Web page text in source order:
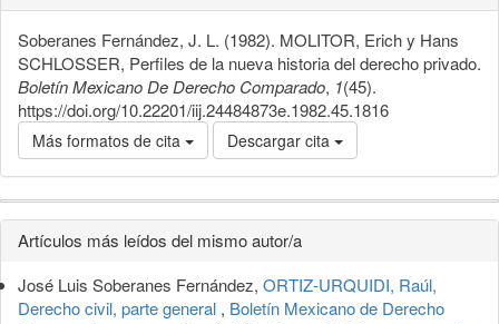
Soberanes Fernández, J. L. (1982). MOLITOR, Erich y Hans
SCHLOSSER, Perfiles de la nueva historia del derecho privado.
Boletín Mexicano De Derecho Comparado, 1(45).
https://doi.org/10.22201/iij.24484873e.1982.45.1816
Más formatos de cita Descargar cita
Detalles
del
artículo
Artículos más leídos del mismo autor/a
José Luis Soberanes Fernández, ORTIZ-URQUIDI, Raúl,
Derecho civil, parte general , Boletín Mexicano de Derecho